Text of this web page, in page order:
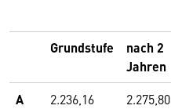
Grundstufe
nach 2
Jahren
A 2.236,16 2.275,80